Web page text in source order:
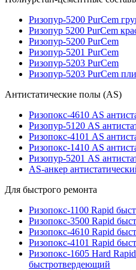
Ризопур-5200 PurCem
Ризопур 5200 PurCem
Ризопур-5200 PurCem
Ризопур-5201 PurCem
Ризопур-5203 PurCem
Ризопур-5203 PurCem
Антистатические полы (AS)
Ризопокс-4610 AS
Ризопур-5120 AS
Ризопокс-4101 AS
Ризопокс-1410 AS
Ризопур-5201 AS
AS-анкер
Для быстрого ремонта
Ризопокс-1100 Rapid
Ризопокс-3500 Rapid
Ризопокс-4610 Rapid
Ризопокс-4101 Rapid
Ризопокс-1605 Hard
быстротвердеющий